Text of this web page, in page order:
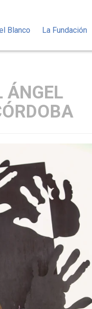
Blanco La Fundación
ÁNGEL